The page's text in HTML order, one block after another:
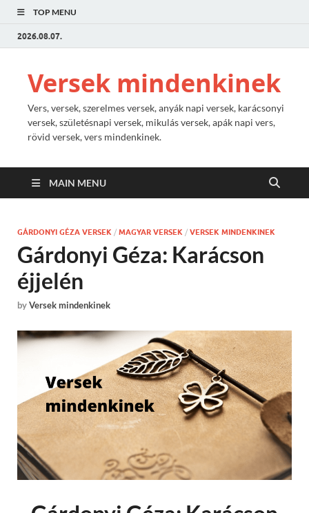
TOP MENU
2026.08.07.
Versek mindenkinek
Vers, versek, szerelmes versek, anyák napi versek, karácsonyi
versek, születésnapi versek, mikulás versek, apák napi vers,
rövid versek, vers mindenkinek.
MAIN MENU
GÁRDONYI GÉZA VERSEK / MAGYAR VERSEK / VERSEK MINDENKINEK
Gárdonyi Géza: Karácson
éjjelén
byVersek mindenkinek